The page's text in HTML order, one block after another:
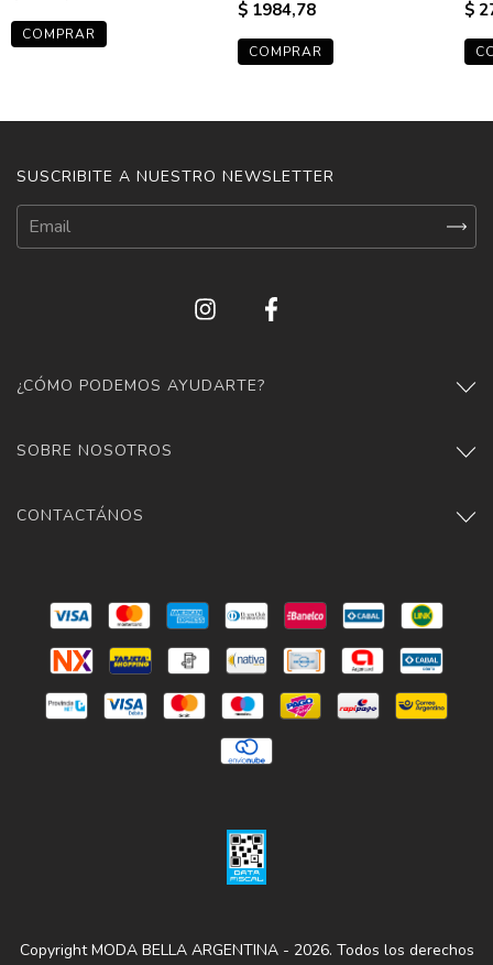
COMPRAR
$ 1984,78
COMPRAR
$
SUSCRIBITE A NUESTRO NEWSLETTER
¿CÓMO PODEMOS AYUDARTE?
SOBRE NOSOTROS
CONTACTÁNOS
Copyright MODA BELLA ARGENTINA - 2026. Todos los derechos